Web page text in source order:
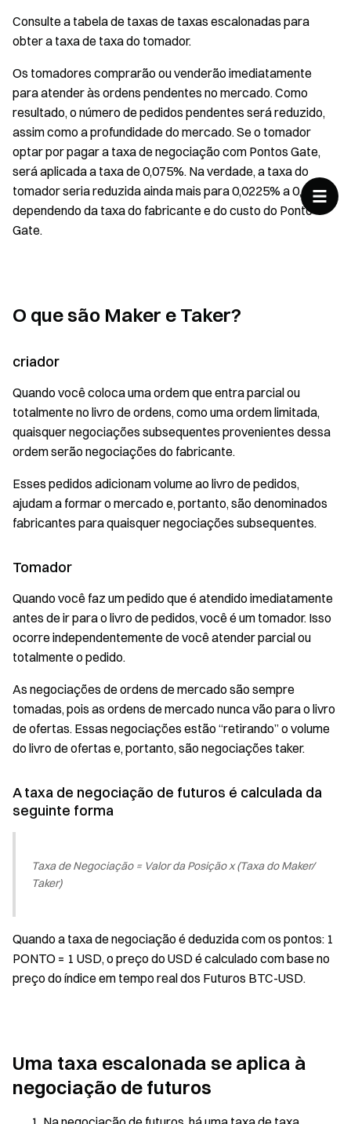
Consulte a tabela de taxas de taxas escalonadas para
obter a taxa de taxa do tomador.
Os tomadores comprarão ou venderão imediatamente
para atender às ordens pendentes no mercado. Como
resultado, o número de pedidos pendentes será reduzido,
assim como a profundidade do mercado. Se o tomador
optar por pagar a taxa de negociação com Pontos Gate,
será aplicada a taxa de 0,075%. Na verdade, a taxa do
tomador seria reduzida ainda mais para 0,0225% a 0,06%,
dependendo da taxa do fabricante e do custo do Ponto
Gate.
O que são Maker e Taker?
criador
Quando você coloca uma ordem que entra parcial ou
totalmente no livro de ordens, como uma ordem limitada,
quaisquer negociações subsequentes provenientes dessa
ordem serão negociações do fabricante.
Esses pedidos adicionam volume ao livro de pedidos,
ajudam a formar o mercado e, portanto, são denominados
fabricantes para quaisquer negociações subsequentes.
Tomador
Quando você faz um pedido que é atendido imediatamente
antes de ir para o livro de pedidos, você é um tomador. Isso
ocorre independentemente de você atender parcial ou
totalmente o pedido.
As negociações de ordens de mercado são sempre
tomadas, pois as ordens de mercado nunca vão para o livro
de ofertas. Essas negociações estão “retirando” o volume
do livro de ofertas e, portanto, são negociações taker.
A taxa de negociação de futuros é calculada da
seguinte forma
Taxa de Negociação = Valor da Posição x (Taxa do Maker/
Taker)
Quando a taxa de negociação é deduzida com os pontos: 1
PONTO = 1 USD, o preço do USD é calculado com base no
preço do índice em tempo real dos Futuros BTC-USD.
Uma taxa escalonada se aplica à
negociação de futuros